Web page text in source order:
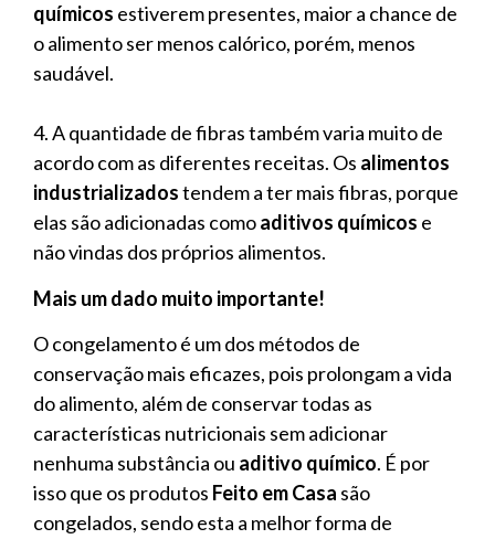
químicos estiverem presentes, maior a chance de
o alimento ser menos calórico, porém, menos
saudável.
4. A quantidade de fibras também varia muito de
acordo com as diferentes receitas. Os alimentos
industrializadostendem a ter mais fibras, porque
elas são adicionadas comoaditivos químicos e
não vindas dos próprios alimentos.
Mais um dado muito importante!
O congelamento é um dos métodos de
conservação mais eficazes, pois prolongam a vida
do alimento, além de conservar todas as
características nutricionais sem adicionar
nenhuma substância ou aditivo químico. É por
isso que os produtos Feito em Casa são
congelados, sendo esta a melhor forma de